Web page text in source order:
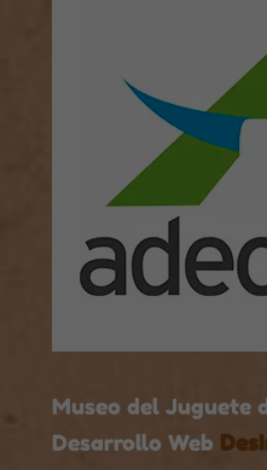
Museo del Juguete
Desarrollo Web